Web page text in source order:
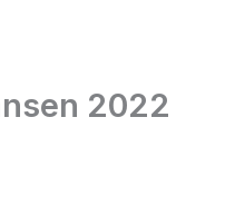
2022